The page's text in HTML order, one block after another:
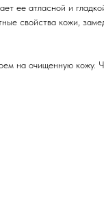
ее атласной и
свойства кожи,
на очищенную кожу.